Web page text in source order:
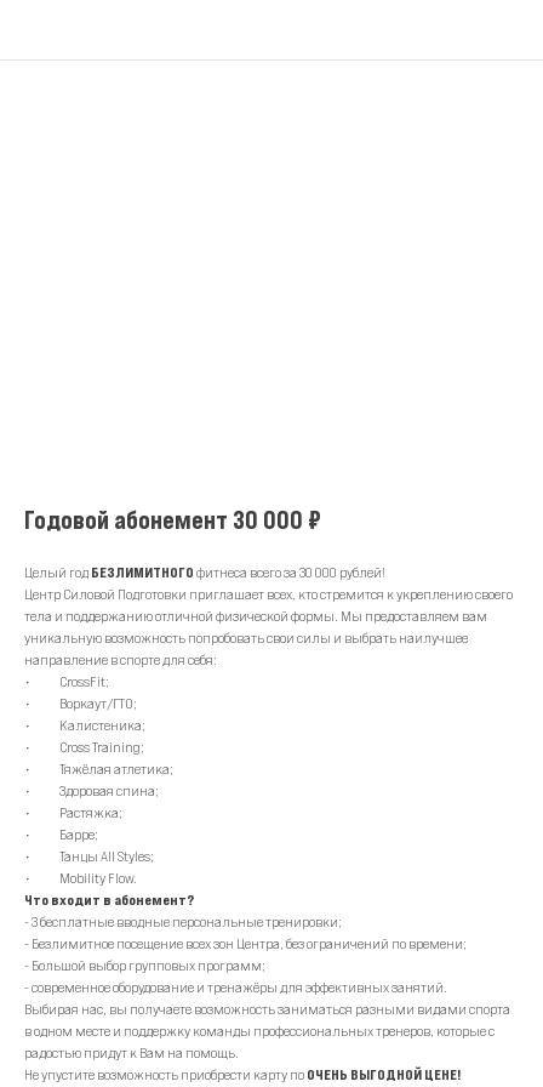
Годовой абонемент 30 000 ₽
Целый год БЕЗЛИМИТНОГО фитнеса всего за 30 000 рублей!
Центр Силовой Подготовки приглашает всех, кто стремится к укреплению своего
тела и поддержанию отличной физической формы. Мы предоставляем вам
уникальную возможность попробовать свои силы и выбрать наилучшее
направление в спорте для себя:
• CrossFit;
• Воркаут/ГТО;
• Калистеника;
• Cross Training;
• Тяжёлая атлетика;
• Здоровая спина;
• Растяжка;
• Барре;
• Танцы All Styles;
• Mobility Flow.
Что входит в абонемент?
- 3 бесплатные вводные персональные тренировки;
- Безлимитное посещение всех зон Центра, без ограничений по времени;
- Большой выбор групповых программ;
- современное оборудование и тренажёры для эффективных занятий.
Выбирая нас, вы получаете возможность заниматься разными видами спорта
в одном месте и поддержку команды профессиональных тренеров, которые с
радостью придут к Вам на помощь.
Не упустите возможность приобрести карту по ОЧЕНЬ ВЫГОДНОЙ ЦЕНЕ!